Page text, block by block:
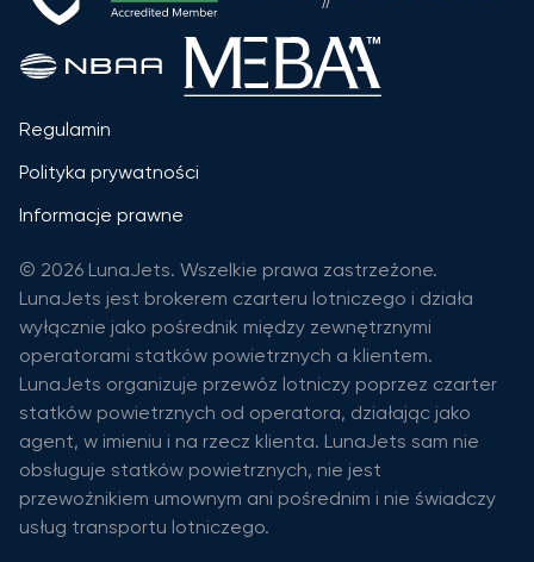
Regulamin
Polityka prywatności
Informacje prawne
© 2026 LunaJets. Wszelkie prawa zastrzeżone.
LunaJets jest brokerem czarteru lotniczego i działa
wyłącznie jako pośrednik między zewnętrznymi
operatorami statków powietrznych a klientem.
LunaJets organizuje przewóz lotniczy poprzez czarter
statków powietrznych od operatora, działając jako
agent, w imieniu i na rzecz klienta. LunaJets sam nie
obsługuje statków powietrznych, nie jest
przewoźnikiem umownym ani pośrednim i nie świadczy
usług transportu lotniczego.